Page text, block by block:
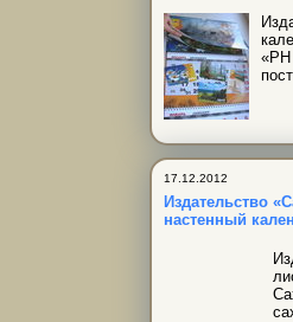
«РН
17.12.2012
Издательство
настенный